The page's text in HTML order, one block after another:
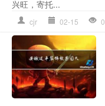
兴旺，寄托...
cjr 02-15 0